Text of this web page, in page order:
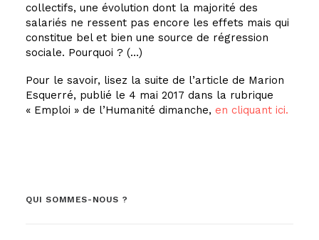
collectifs, une évolution dont la majorité des
salariés ne ressent pas encore les effets mais qui
constitue bel et bien une source de régression
sociale. Pourquoi ? (…)
Pour le savoir, lisez la suite de l’article de Marion
Esquerré, publié le 4 mai 2017 dans la rubrique
« Emploi » de l’Humanité dimanche, en cliquant ici.
QUI SOMMES-NOUS ?